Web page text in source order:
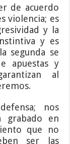
de acuerdo
violencia; es
y la
y es
segunda se
apuestas y
al
nos
grabado en
que no
ser las